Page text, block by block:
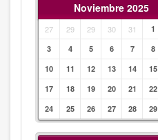
Noviembre 2025
27 29 29 30 31 1
3
4 5 6 7 8
10
11 12 13 14 15
17
18 19 20 21 22
24
25 26 27 28 29